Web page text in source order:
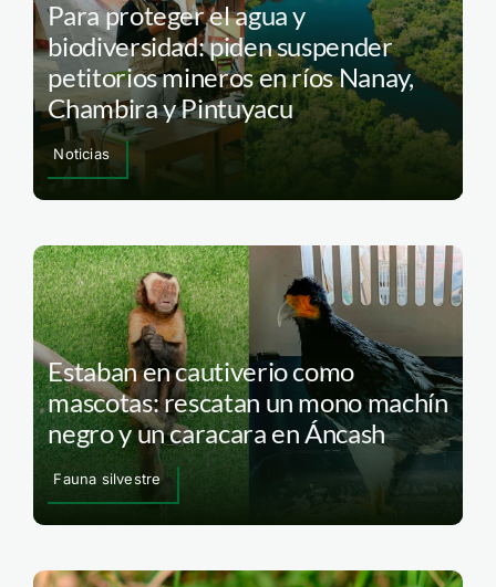
Para proteger el agua y
biodiversidad: piden suspender
petitorios mineros en ríos Nanay,
Chambira y Pintuyacu
Noticias
Estaban en cautiverio como
mascotas: rescatan un mono machín
negro y un caracara en Áncash
Fauna silvestre